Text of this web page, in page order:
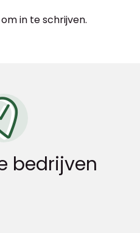
in te schrijven.
bedrijven